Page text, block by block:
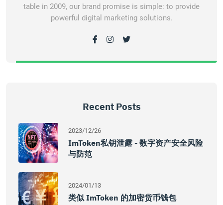
table in 2009, our brand promise is simple: to provide
powerful digital marketing solutions.
Recent Posts
2023/12/26
ImToken私钥泄露 - 数字资产安全风险
与防范
2024/01/13
类似 ImToken 的加密货币钱包